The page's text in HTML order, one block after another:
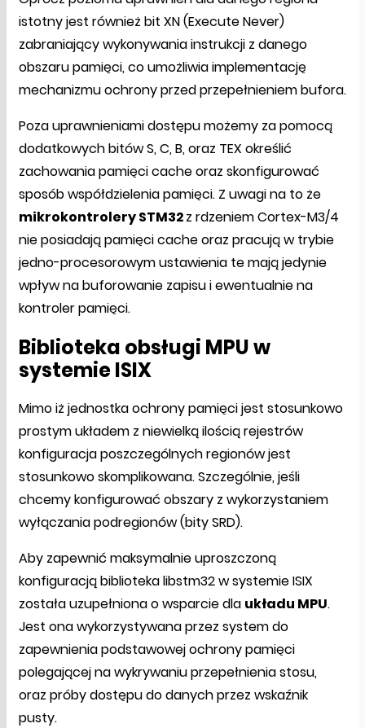
istotny jest również bit XN (Execute Never)
zabraniający wykonywania instrukcji z danego
obszaru pamięci, co umożliwia implementację
mechanizmu ochrony przed przepełnieniem bufora.
Poza uprawnieniami dostępu możemy za pomocą
dodatkowych bitów S, C, B, oraz TEX określić
zachowania pamięci cache oraz skonfigurować
sposób współdzielenia pamięci. Z uwagi na to że
mikrokontrolery STM32z rdzeniem Cortex-M3/4
nie posiadają pamięci cache oraz pracują w trybie
jedno-procesorowym ustawienia te mają jedynie
wpływ na buforowanie zapisu i ewentualnie na
kontroler pamięci.
Biblioteka obsługi MPU w
systemie ISIX
Mimo iż jednostka ochrony pamięci jest stosunkowo
prostym układem z niewielką ilością rejestrów
konfiguracja poszczególnych regionów jest
stosunkowo skomplikowana. Szczególnie, jeśli
chcemy konfigurować obszary z wykorzystaniem
wyłączania podregionów (bity SRD).
Aby zapewnić maksymalnie uproszczoną
konfiguracją biblioteka libstm32 w systemie ISIX
została uzupełniona o wsparcie dla układu MPU.
Jest ona wykorzystywana przez system do
zapewnienia podstawowej ochrony pamięci
polegającej na wykrywaniu przepełnienia stosu,
oraz próby dostępu do danych przez wskaźnik
pusty.